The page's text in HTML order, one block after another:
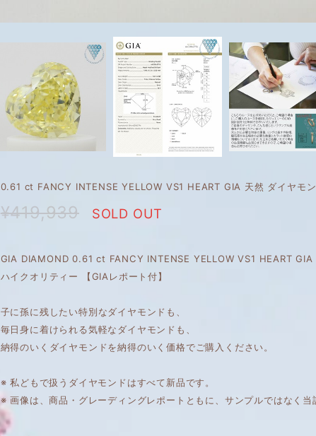
0.61 ct FANCY INTENSE YELLOW VS1 HEART GIA 天然 ダイヤモ
¥419,939 SOLD OUT
GIA DIAMOND 0.61 ct FANCY INTENSE YELLOW VS1 HEART
ハイクオリティー 【GIAレポート付】
子に孫に残したい特別なダイヤモンドも、
毎日身に着けられる気軽なダイヤモンドも、
納得のいくダイヤモンドを納得のいく価格でご購入ください。
※ 私どもで扱うダイヤモンドはすべて新品です。
※ 画像は、商品・グレーディングレポートともに、サンプルではなく当